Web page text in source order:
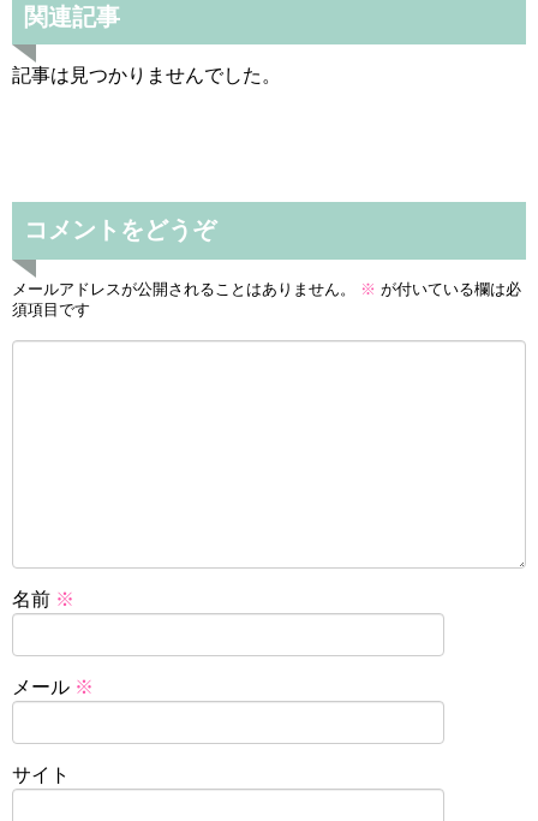
関連記事
記事は見つかりませんでした。
コメントをどうぞ
メールアドレスが公開されることはありません。 ※ が付いている欄は必
須項目です
名前 ※
メール ※
サイト